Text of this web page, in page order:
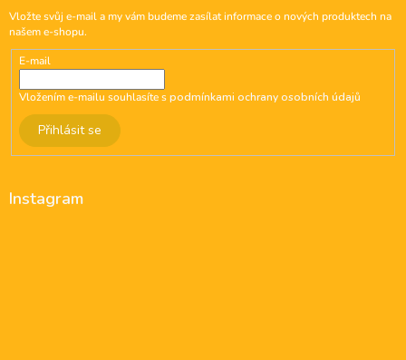
Vložte svůj e-mail a my vám budeme zasílat informace o nových produktech na
našem e-shopu.
E-mail
Vložením e-mailu souhlasíte spodmínkami ochrany osobních údajů
Přihlásit se
Instagram